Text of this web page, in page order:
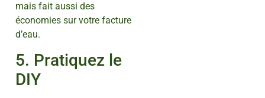
mais fait aussi des
économies sur votre facture
d’eau.
5. Pratiquez le
DIY